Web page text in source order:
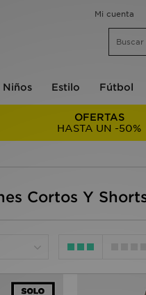
Mi cuenta
Niños Estilo Fútbol
OFERTAS
HASTA UN -50%
Cortos Y